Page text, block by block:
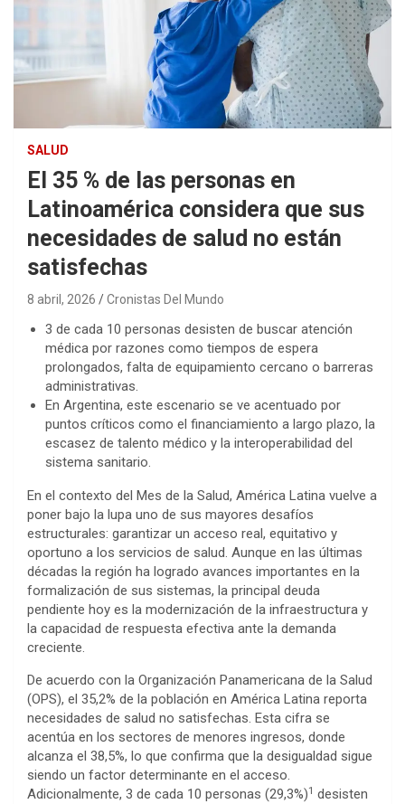
SALUD
El 35 % de las personas en
Latinoamérica considera que sus
necesidades de salud no están
satisfechas
8 abril, 2026 Cronistas Del Mundo
3 de cada 10 personas desisten de buscar atención
médica por razones como tiempos de espera
prolongados, falta de equipamiento cercano o barreras
administrativas.
En Argentina, este escenario se ve acentuado por
puntos críticos como el financiamiento a largo plazo, la
escasez de talento médico y la interoperabilidad del
sistema sanitario.
En el contexto del Mes de la Salud, América Latina vuelve a
poner bajo la lupa uno de sus mayores desafíos
estructurales: garantizar un acceso real, equitativo y
oportuno a los servicios de salud. Aunque en las últimas
décadas la región ha logrado avances importantes en la
formalización de sus sistemas, la principal deuda
pendiente hoy es la modernización de la infraestructura y
la capacidad de respuesta efectiva ante la demanda
creciente.
De acuerdo con la Organización Panamericana de la Salud
(OPS), el 35,2% de la población en América Latina reporta
necesidades de salud no satisfechas. Esta cifra se
acentúa en los sectores de menores ingresos, donde
alcanza el 38,5%, lo que confirma que la desigualdad sigue
siendo un factor determinante en el acceso.
Adicionalmente, 3 de cada 10 personas (29,3%)1 desisten